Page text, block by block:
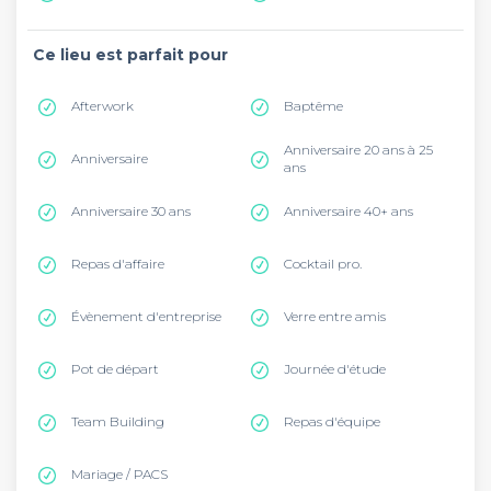
Ce lieu est parfait pour
Afterwork Baptême
Anniversaire
Anniversaire 20 ans à 25
ans
Anniversaire 30 ans Anniversaire 40+ ans
Repas d'affaire Cocktail pro.
Évènement d'entreprise Verre entre amis
Pot de départ Journée d'étude
Team Building Repas d'équipe
Mariage / PACS